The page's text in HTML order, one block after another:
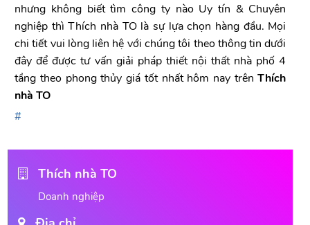
nhưng không biết tìm công ty nào Uy tín & Chuyên
nghiệp thì Thích nhà TO là sự lựa chọn hàng đầu. Mọi
chi tiết vui lòng liên hệ với chúng tôi theo thông tin dưới
đây để được tư vấn giải pháp thiết nội thất nhà phố 4
tầng theo phong thủy giá tốt nhất hôm nay trênThích
nhà TO
Thích nhà TO
Doanh nghiệp